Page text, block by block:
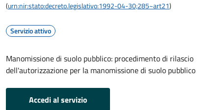
(urn:nir:stato:decreto.legislativo:1992-04-30;285~art21)
Servizio attivo
Manomissione di suolo pubblico: procedimento di rilascio
dell'autorizzazione per la manomissione di suolo pubblico
Accedi al servizio